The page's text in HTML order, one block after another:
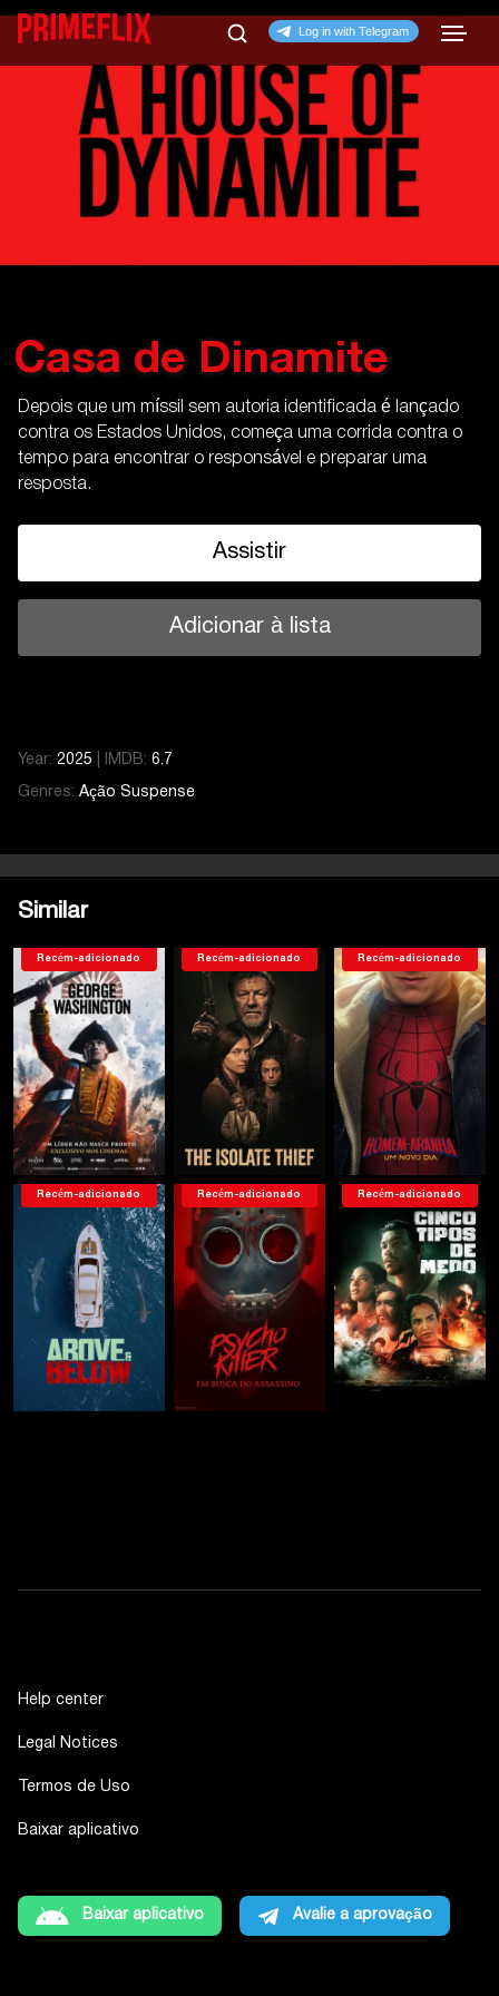
Casa de Dinamite
Depois que um míssil sem autoria identificada é lançado
contra os Estados Unidos, começa uma corrida contra o
tempo para encontrar o responsável e preparar uma
resposta.
Assistir
Adicionar à lista
Year: 2025 IMDB: 6.7
Genres: Ação Suspense
Similar
Recém-adicionado Recém-adicionado Recém-adicionado
Recém-adicionado Recém-adicionado Recém-adicionado
Help center
Legal Notices
Termos de Uso
Baixar aplicativo
Baixar aplicativo Avalie a aprovação